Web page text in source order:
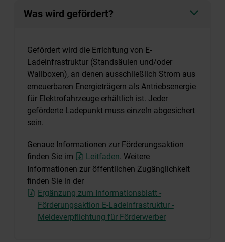
Was wird gefördert?
Gefördert wird die Errichtung von E-
Ladeinfrastruktur (Standsäulen und/oder
Wallboxen), an denen ausschließlich Strom aus
erneuerbaren Energieträgern als Antriebsenergie
für Elektrofahrzeuge erhältlich ist. Jeder
geförderte Ladepunkt muss einzeln abgesichert
sein.
Genaue Informationen zur Förderungsaktion
finden Sie im
Leitfaden. Weitere
Informationen zur öffentlichen Zugänglichkeit
finden Sie in der
Ergänzung zum Informationsblatt -
Förderungsaktion E-Ladeinfrastruktur -
Meldeverpflichtung für Förderwerber